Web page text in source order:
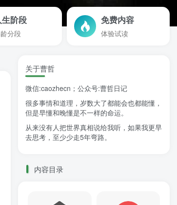
生阶段
分段
免费内容
体验试读
关于曹哲
微信:caozhecn；公众号:曹哲日记
很多事情和道理，岁数大了都能会也都能懂，
但是早懂和晚懂是不一样的命运。
从来没有人把世界真相说给我听，如果我更早
去思考，至少少走5年弯路。
内容目录